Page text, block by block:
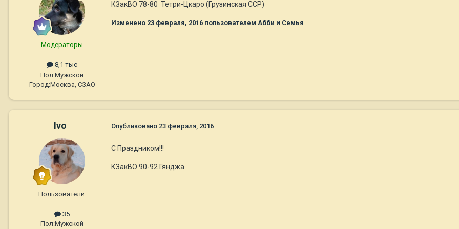
Модераторы
8,1 тыс
Пол:Мужской
Город:Москва, СЗАО
КЗакВО 78-80 Тетри-Цкаро (Грузинская ССР)
Изменено 23 февраля, 2016 пользователем Абби и Семья
Ivo
Пользователи.
35
Пол:Мужской
Опубликовано 23 февраля, 2016
С Праздником!!!
КЗакВО 90-92 Гянджа